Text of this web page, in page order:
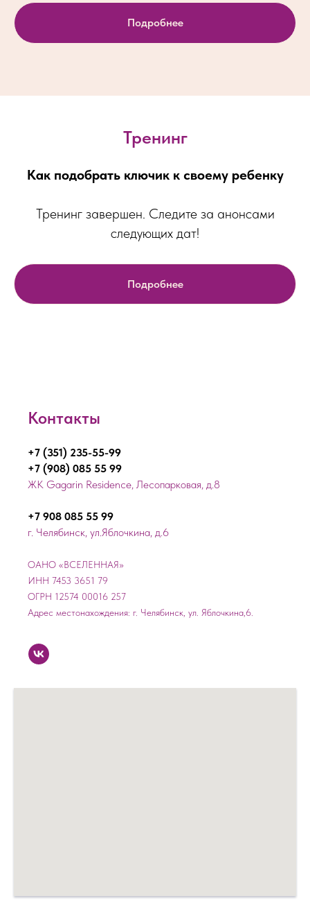
Подробнее
Тренинг
Как подобрать ключик к своему ребенку
Тренинг завершен. Следите за анонсами
следующих дат!
Подробнее
Контакты
+7 (351) 235-55-99
+7 (908) 085 55 99
ЖК Gagarin Residence, Лесопарковая, д.8
+7 908 085 55 99
г. Челябинск, ул.Яблочкина, д.6
ОАНО «ВСЕЛЕННАЯ»
ИНН 7453 3651 79
ОГРН 12574 00016 257
Адрес местонахождения: г. Челябинск, ул. Яблочкина,6.